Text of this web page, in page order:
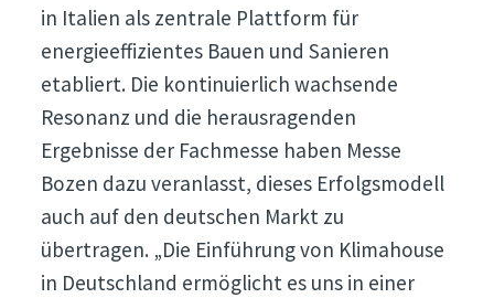
in Italien als zentrale Plattform für
energieeffizientes Bauen und Sanieren
etabliert. Die kontinuierlich wachsende
Resonanz und die herausragenden
Ergebnisse der Fachmesse haben Messe
Bozen dazu veranlasst, dieses Erfolgsmodell
auch auf den deutschen Markt zu
übertragen. „Die Einführung von Klimahouse
in Deutschland ermöglicht es uns in einer